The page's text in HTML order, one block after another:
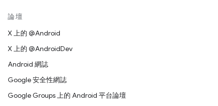
論壇
X 上的 @Android
X 上的 @AndroidDev
Android 網誌
Google 安全性網誌
Google Groups 上的 Android 平台論壇